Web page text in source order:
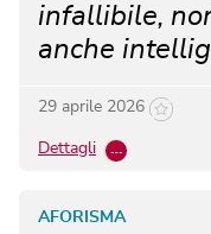
infallibile,
anche
29 aprile 2026
Dettagli …
AFORISMA